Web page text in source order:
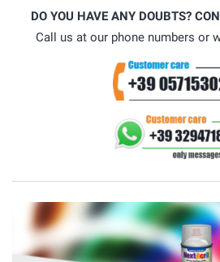
DO YOU HAVE ANY DOUBTS?
Call us at our phone numbers or